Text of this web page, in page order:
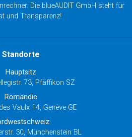
Die blueAUDIT GmbH steht für
und Transparenz!
Standorte
Hauptsitz
73, Pfäffikon SZ
Romandie
Vaulx 14, Genève GE
30, Münchenstein BL